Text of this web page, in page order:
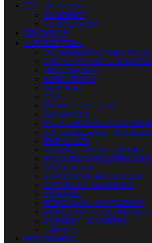
 CERRAJERIA
BOMBINES
CERRADURAS
LIJADORAS
 FERRETERIA
ACCESORIOS COCHE-
CINTA AISLANTE -
ORDENACION
KOMA TOOLS
HERRAJES
GAS
PRODUCTOS CELO
LINTERNAS
PILAS - BOTON -
CINTA AISLANTE -
EMBALAJES
GRAPAS - TACOS - BRIDAS
ESCALERAS INDUSTRIALES
SIMON RACK
ZAPATOS DE PROTECCION
CUERDAS Y ALAMBRES
BUZONES
PERSIANAS - ACCESORIOS
ADHESIVOS Y SELLADORES
CABLES Y ALAMBRES
TIMBRES
FONTANERIA